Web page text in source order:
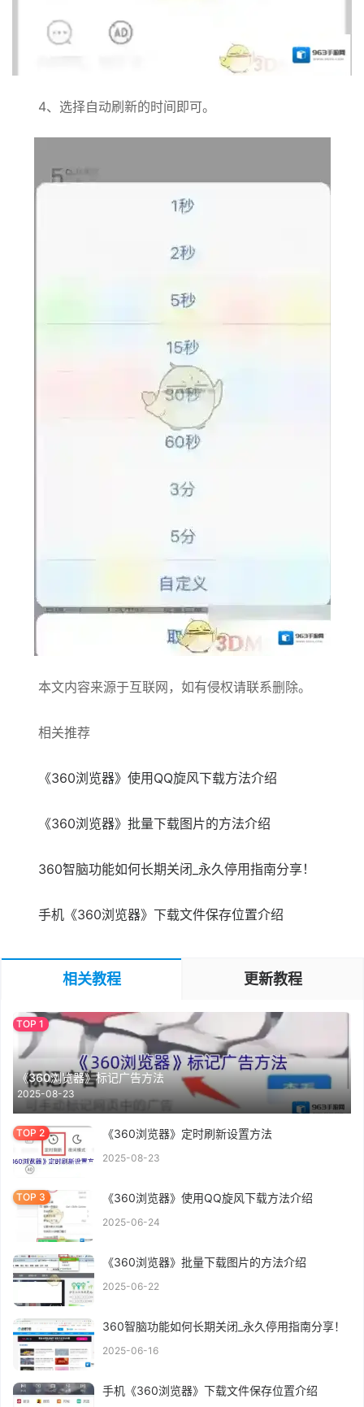
4、选择自动刷新的时间即可。
本文内容来源于互联网，如有侵权请联系删除。
相关推荐
《360浏览器》使用QQ旋风下载方法介绍
《360浏览器》批量下载图片的方法介绍
360智脑功能如何长期关闭_永久停用指南分享！
手机《360浏览器》下载文件保存位置介绍
相关教程 更新教程
《360浏览器》标记广告方法
2025-08-23
《360浏览器》定时刷新设置方法
2025-08-23
《360浏览器》使用QQ旋风下载方法介绍
2025-06-24
《360浏览器》批量下载图片的方法介绍
2025-06-22
360智脑功能如何长期关闭_永久停用指南分享！
2025-06-16
手机《360浏览器》下载文件保存位置介绍